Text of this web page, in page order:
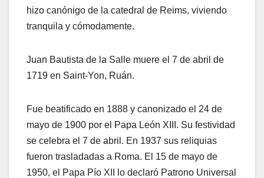
hizo canónigo de la catedral de Reims, viviendo
tranquila y cómodamente.
Juan Bautista de la Salle muere el 7 de abril de
1719 en Saint-Yon, Ruán.
Fue beatificado en 1888 y canonizado el 24 de
mayo de 1900 por el Papa León XIII. Su festividad
se celebra el 7 de abril. En 1937 sus reliquias
fueron trasladadas a Roma. El 15 de mayo de
1950, el Papa Pío XII lo declaró Patrono Universal